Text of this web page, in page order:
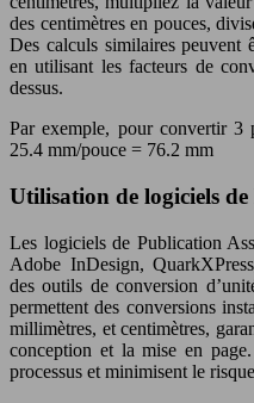
des centimètres en pouces,
Des calculs similaires peuvent
en utilisant les facteurs de
dessus.
Par exemple, pour convertir 3
25.4 mm/pouce = 76.2 mm
Utilisation de logiciels de
Les logiciels de Publication
Adobe InDesign,
des outils de conversion
permettent des conversions
millimètres, et centimètres,
conception et la mise en
processus et minimisent le